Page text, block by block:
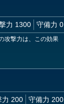
力 1300 守備力 0
攻撃力は、この効果
力 200 守備力 200